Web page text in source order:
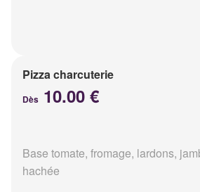
Pizza charcuterie
Dès 10.00 €
Base tomate, fromage, lardons,
hachée